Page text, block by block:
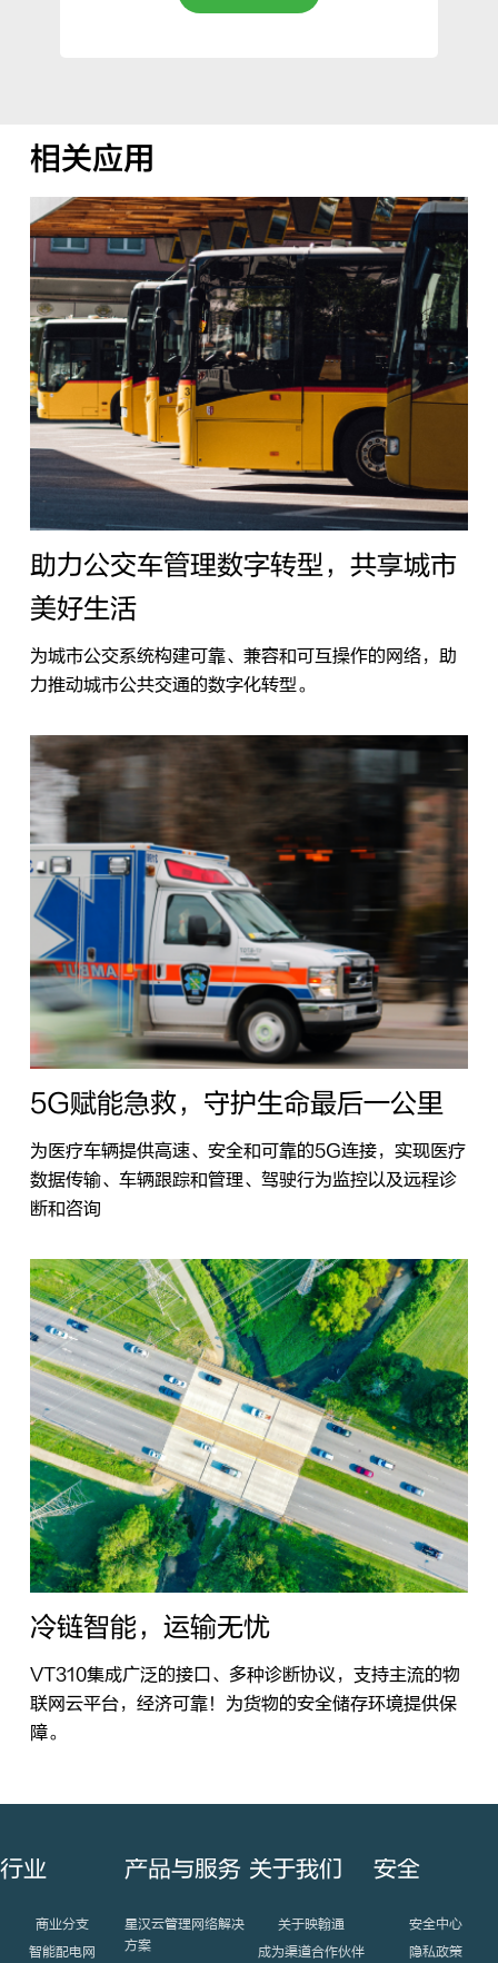
相关应用
助力公交车管理数字转型，共享城市
美好生活
为城市公交系统构建可靠、兼容和可互操作的网络，助
力推动城市公共交通的数字化转型。
5G赋能急救，守护生命最后一公里
为医疗车辆提供高速、安全和可靠的5G连接，实现医疗
数据传输、车辆跟踪和管理、驾驶行为监控以及远程诊
断和咨询
冷链智能，运输无忧
VT310集成广泛的接口、多种诊断协议，支持主流的物
联网云平台，经济可靠！为货物的安全储存环境提供保
障。
行业
商业分支
智能配电网
产品与服务
星汉云管理网络解决
方案
关于我们
关于映翰通
成为渠道合作伙伴
安全
安全中心
隐私政策